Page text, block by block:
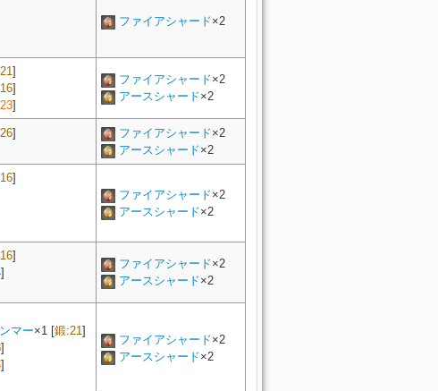
ファイアシャード×2
]
]
]
ファイアシャード×2
アースシャード×2
]
ファイアシャード×2
アースシャード×2
]
ファイアシャード×2
アースシャード×2
]
]
ファイアシャード×2
アースシャード×2
マー×1 [鍛:21]
]
]
ファイアシャード×2
アースシャード×2